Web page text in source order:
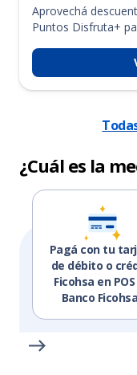
Aprovechá
Puntos Disfruta+
¿Cuál es la
Pagá con tu
de débito o
Ficohsa en
Banco